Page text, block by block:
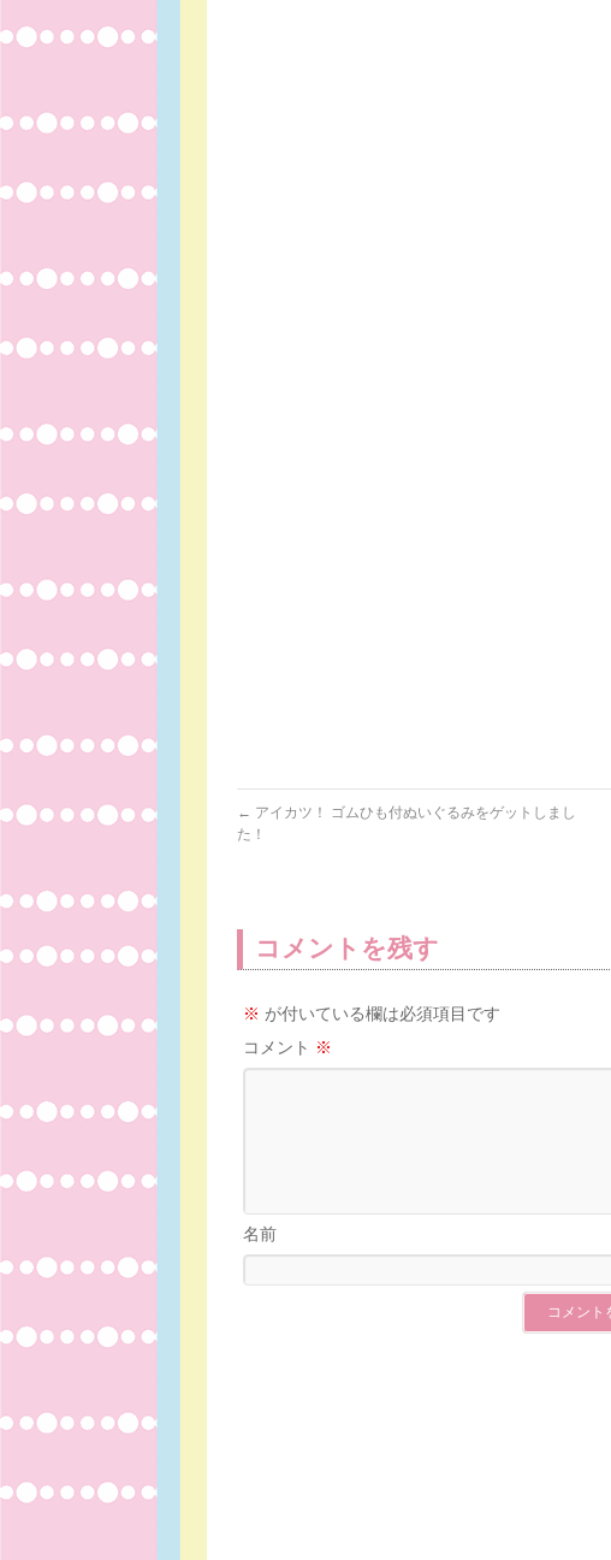
← アイカツ！ ゴムひも付ぬいぐるみをゲットしまし
た！
コメントを残す
※ が付いている欄は必須項目です
コメント ※
名前